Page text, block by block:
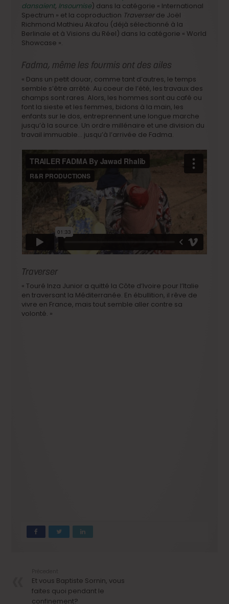
dansaient, Insoumise) dans la catégorie « International
Spectrum » et la coproduction Traverserde Joël
Richmond Mathieu Akafou (déjà sélectionné à la
Berlinale et à Visions du Réel) dans la catégorie « World
Showcase ».
Fadma, même les fourmis ont des ailes
« Dans un petit douar, comme tant d’autres, le temps
semble s’être arrêté. Au coeur de l’été, les travaux des
champs sont rares. Alors, les hommes sont au café ou
font la sieste et les femmes, bidons à la main, les
enfants sur le dos, entreprennent une longue marche
jusqu’à la source. Un ordre millénaire et une division du
travail immuable… jusqu’à l’arrivée de Fadma.
Traverser
« Touré Inza Junior a quitté la Côte d’Ivoire pour l’Italie
en traversant la Méditerranée. En ébullition, il rêve de
vivre en France, mais tout semble aller contre sa
volonté. »
Et vous Baptiste Sornin, vous
faites quoi pendant le
confinement?